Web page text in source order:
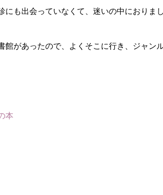
も出会っていなくて、迷いの中におりまし
があったので、よくそこに行き、ジャン
本